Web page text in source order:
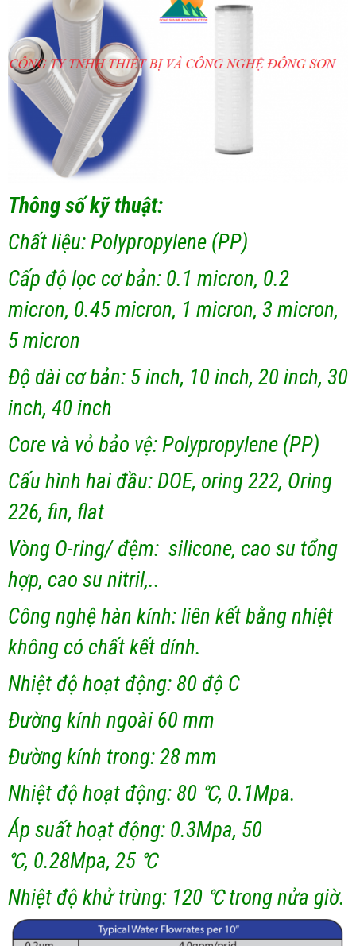
Thông số kỹ thuật:
Chất liệu: Polypropylene (PP)
Cấp độ lọc cơ bản: 0.1 micron, 0.2
micron, 0.45 micron, 1 micron, 3 micron,
5 micron
Độ dài cơ bản: 5 inch, 10 inch, 20 inch, 30
inch, 40 inch
Core và vỏ bảo vệ: Polypropylene (PP)
Cấu hình hai đầu: DOE, oring 222, Oring
226, fin, flat
Vòng O-ring/ đệm: silicone, cao su tổng
hợp, cao su nitril,..
Công nghệ hàn kính: liên kết bằng nhiệt
không có chất kết dính.
Nhiệt độ hoạt động: 80 độ C
Đường kính ngoài 60 mm
Đường kính trong: 28 mm
Nhiệt độ hoạt động: 80 ℃, 0.1Mpa.
Áp suất hoạt động: 0.3Mpa, 50
℃, 0.28Mpa, 25 ℃
Nhiệt độ khử trùng: 120 ℃ trong nửa giờ.